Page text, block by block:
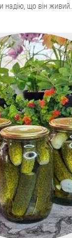
надію, що він живий.